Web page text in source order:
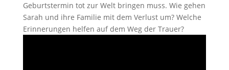
Geburtstermin tot zur Welt bringen muss. Wie gehen
Sarah und ihre Familie mit dem Verlust um? Welche
Erinnerungen helfen auf dem Weg der Trauer?